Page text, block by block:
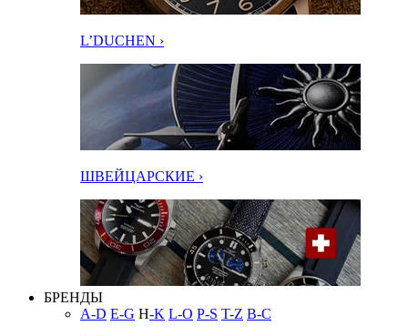
L’DUCHEN ›
ШВЕЙЦАРСКИЕ ›
БРЕНДЫ
A-D E-G H-K L-O P-S T-Z В-С